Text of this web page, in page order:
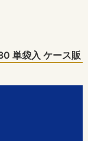
単袋入 ケース販